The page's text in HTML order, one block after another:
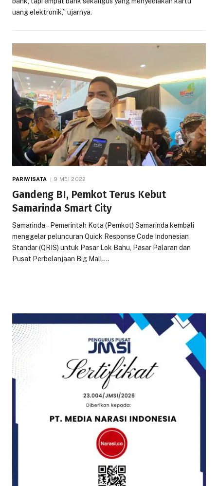
uang elektronik,” ujarnya.
PARIWISATA 9 MEI 2022
Gandeng BI, Pemkot Terus Kebut
Samarinda Smart City
Samarinda – Pemerintah Kota (Pemkot) Samarinda kembali
menggelar peluncuran Quick Response Code Indonesian
Standar (QRIS) untuk Pasar Lok Bahu, Pasar Palaran dan
Pusat Perbelanjaan Big Mall.…